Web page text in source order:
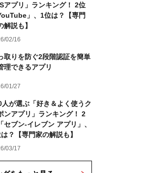
アプリ」ランキング！ 2位
」、1位は？【専門
解説も】
02/16
取りを防ぐ2段階認証を簡単
理できるアプリ
01/27
人が選ぶ「好き＆よく使うク
ンアプリ」ランキング！ 2
セブン-イレブン アプリ」、
？【専門家の解説も】
03/17